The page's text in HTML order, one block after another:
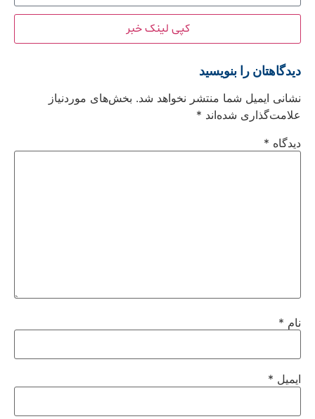
کپی لینک خبر
دیدگاهتان را بنویسید
نشانی ایمیل شما منتشر نخواهد شد. بخش‌های موردنیاز
علامت‌گذاری شده‌اند *
دیدگاه *
نام *
ایمیل *